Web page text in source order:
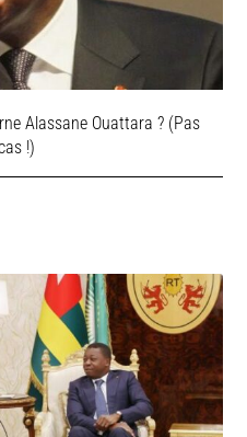
Alassane Ouattara ? (Pas
!)